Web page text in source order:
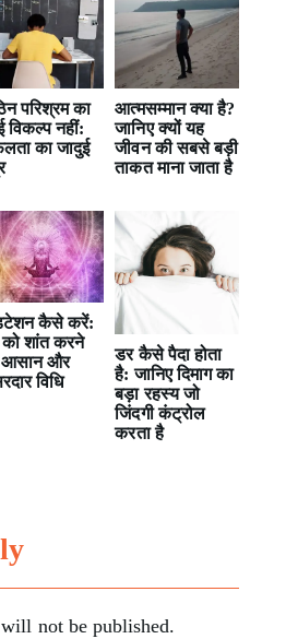
परिश्रम का
विकल्प नहीं:
का जादुई
आत्मसम्मान क्या है?
जानिए क्यों यह
जीवन की सबसे बड़ी
ताकत माना जाता है
कैसे करें:
शांत करने
आसान और
विधि
डर कैसे पैदा होता
है: जानिए दिमाग का
बड़ा रहस्य जो
जिंदगी कंट्रोल
करता है
not be published.